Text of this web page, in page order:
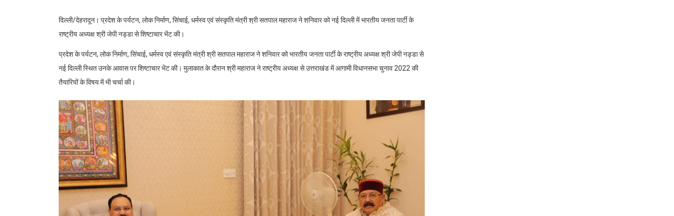
दिल्ली/देहरादून। प्रदेश के पर्यटन, लोक निर्माण, सिंचाई, धर्मस्व एवं संस्कृति मंत्री श्री सतपाल महाराज ने शनिवार को नई दिल्ली में भारतीय जनता पार्टी के
राष्ट्रीय अध्यक्ष श्री जेपी नड्डा से शिष्टाचार भेंट की।
प्रदेश के पर्यटन, लोक निर्माण, सिंचाई, धर्मस्व एवं संस्कृति मंत्री श्री सतपाल महाराज ने शनिवार को भारतीय जनता पार्टी के राष्ट्रीय अध्यक्ष श्री जेपी नड्डा से
नई दिल्ली स्थित उनके आवास पर शिष्टाचार भेंट की। मुलाकात के दौरान श्री महाराज ने राष्ट्रीय अध्यक्ष से उत्तराखंड में आगामी विधानसभा चुनाव 2022 की
तैयारियों के विषय में भी चर्चा की।